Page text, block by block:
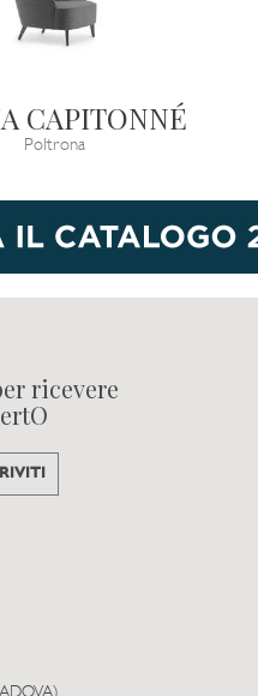
CAPITONNÉ
Poltrona
ricevere